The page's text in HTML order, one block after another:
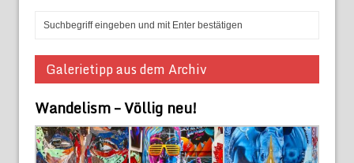
Galerietipp aus dem Archiv
Wandelism – Völlig neu!